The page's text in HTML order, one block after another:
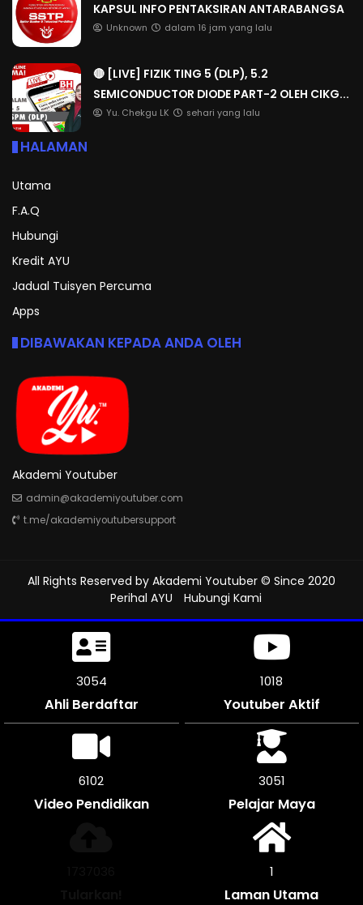
KAPSUL INFO PENTAKSIRAN ANTARABANGSA
Unknown dalam 16 jam yang lalu
🔴 [LIVE] FIZIK TING 5 (DLP), 5.2
SEMICONDUCTOR DIODE PART-2 OLEH CIKG...
Yu. Chekgu LK sehari yang lalu
HALAMAN
Utama
F.A.Q
Hubungi
Kredit AYU
Jadual Tuisyen Percuma
Apps
DIBAWAKAN KEPADA ANDA OLEH
Akademi Youtuber
admin@akademiyoutuber.com
t.me/akademiyoutubersupport
All Rights Reserved by Akademi Youtuber © Since 2020
Perihal AYU
Hubungi Kami
3432
Ahli Berdaftar
1144
Youtuber Aktif
6864
Video Pendidikan
3432
Pelajar Maya
1
Laman Utama